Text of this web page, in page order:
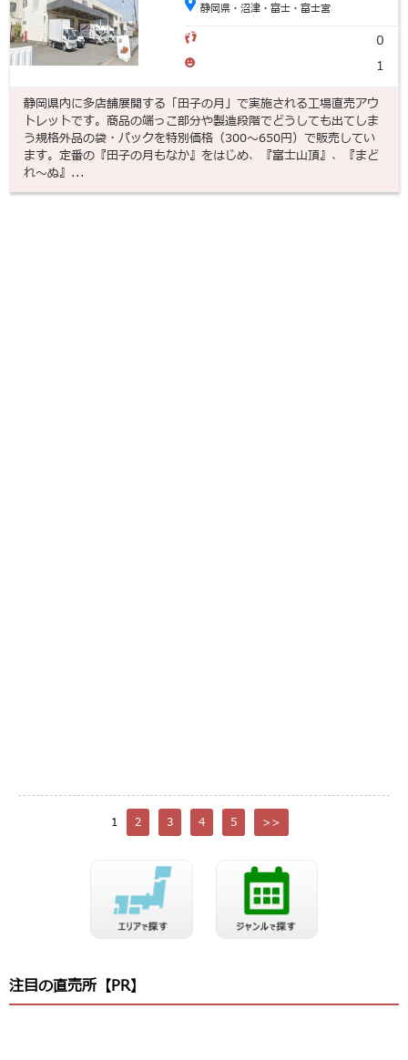
静岡県・沼津・富士・富士宮
0
1
静岡県内に多店舗展開する「田子の月」で実施される工場直売アウ
トレットです。商品の端っこ部分や製造段階でどうしても出てしま
う規格外品の袋・パックを特別価格（300～650円）で販売してい
ます。定番の『田子の月もなか』をはじめ、『富士山頂』、『まど
れ～ぬ』...
1 2 3 4 5 >>
注目の直売所【PR】